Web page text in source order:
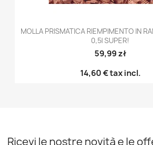
MOLLA PRISMATICA RIEMPIMENTO IN
0,5l SUPER!
59,99 zł
14,60 €tax incl.
Ricevi le nostre novità e le